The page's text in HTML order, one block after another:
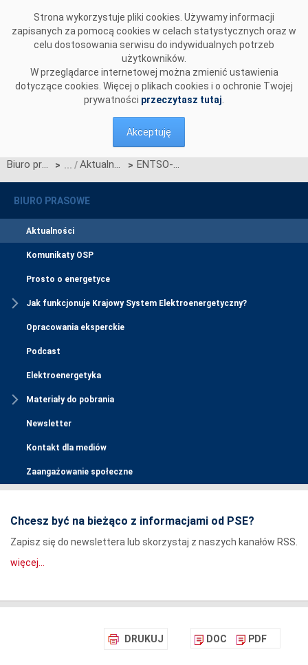
Strona wykorzystuje pliki cookies. Używamy informacji
zapisanych za pomocą cookies w celach statystycznych oraz w
celu dostosowania serwisu do indywidualnych potrzeb
użytkowników.
W przeglądarce internetowej można zmienić ustawienia
dotyczące cookies. Więcej o plikach cookies i o ochronie Twojej
prywatności przeczytasz tutaj
Akceptuję
Biuro prasowe > Aktualności > ENTSO-E zaprasza na warsztaty regionalne dotyczące Dziesięcioletniego Planu Rozwoju Sieci Przesyłowej 2014
BIURO PRASOWE
Aktualności
Komunikaty OSP
Prosto o energetyce
Jak funkcjonuje Krajowy System Elektroenergetyczny?
Opracowania eksperckie
Podcast
Elektroenergetyka
Materiały do pobrania
Newsletter
Kontakt dla mediów
Zaangażowanie społeczne
Chcesz być na bieżąco z informacjami od PSE?
Zapisz się do newslettera lub skorzystaj z naszych kanałów RSS.
więcej...
DRUKUJ DOC PDF